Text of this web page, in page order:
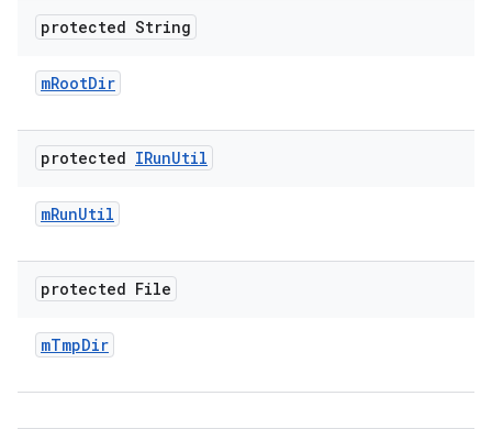
protected String
mRootDir
protected IRunUtil
mRunUtil
protected File
mTmpDir